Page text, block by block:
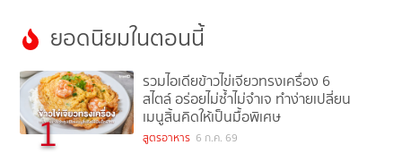
ยอดนิยมในตอนนี้
1
รวมไอเดียข้าวไข่เจียวทรงเครื่อง 6
สไตล์ อร่อยไม่ซ้ำไม่จำเจ ทำง่ายเปลี่ยน
เมนูสิ้นคิดให้เป็นมื้อพิเศษ
สูตรอาหาร 6 ก.ค. 69